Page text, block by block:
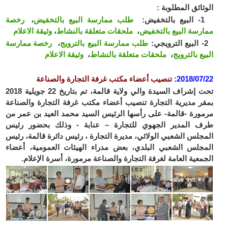
الوثائق المطلوبة :
1- البيع بالتخفيض:
طلب ممارسة البيع بالتخفيض، رخصة
ممارسة البيع بالتخفيض، ملحقات متعلقة بالنشاط، وثيقة الاعلام
2- البيع الترويجي:
طلب ممارسة البيع بالترويج، رخصة ممارسة
البيع بالترويج، ملحقات متعلقة بالنشاط، وثيقة الاعلام
2018/07/22
:تنصيب أعضاء مكتب غرفة التجارة والصناعة
تحت إشراف السيدة والي ولاية قالمة، تم بتاريخ 22 جويلية 2018
بمقر مديرية التجارة تنصيب أعضاء مكتب غرفة التجارة والصناعة
مرمورة -قالمة- على رأسها الرئيس السيد محمد العيد بن عمر من
طرف المدير الجهوي للتجارة – عنابة - وذلك بحضور رئيس
المجلس الشعبي الولائي، مديرة التجارة ، رئيس دائرة قالمة، رئيس
المجلس الشعبي البلدي، بعض مدراء الهيئات العمومية، أعضاء
الجمعية العامة لغرفة التجارة والصناعة مرمورة، أسرة الإعلام.